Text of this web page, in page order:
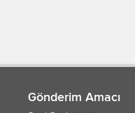
Gönderim Amacı